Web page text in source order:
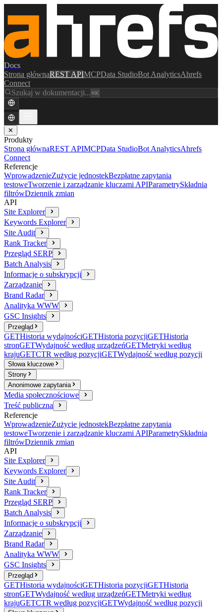
Docs
Strona głównaREST APIMCPData StudioBot AnalyticsAhrefs
Connect
Szukaj w dokumentacji...⌘K
✕
Produkty
Strona głównaREST APIMCPData StudioBot AnalyticsAhrefs
Connect
Referencje
WprowadzenieZużycie jednostekBezpłatne zapytania
testoweTworzenie i zarządzanie kluczami APIParametrySkładnia
filtrówDziennik zmian
API
Site Explorer
Keywords Explorer
Site Audit
Rank Tracker
Przegląd SERP
Batch Analysis
Informacje o subskrypcji
Zarządzanie
Brand Radar
Analityka WWW
GSC Insights
Przegląd
GETHistoria wydajnościGETHistoria pozycjiGETHistoria
stronGETWydajność według urządzeńGETMetryki według
krajuGETCTR według pozycjiGETWydajność według pozycji
Słowa kluczowe
Strony
Anonimowe zapytania
Media społecznościowe
Treść publiczna
Referencje
WprowadzenieZużycie jednostekBezpłatne zapytania
testoweTworzenie i zarządzanie kluczami APIParametrySkładnia
filtrówDziennik zmian
API
Site Explorer
Keywords Explorer
Site Audit
Rank Tracker
Przegląd SERP
Batch Analysis
Informacje o subskrypcji
Zarządzanie
Brand Radar
Analityka WWW
GSC Insights
Przegląd
GETHistoria wydajnościGETHistoria pozycjiGETHistoria
stronGETWydajność według urządzeńGETMetryki według
krajuGETCTR według pozycjiGETWydajność według pozycji